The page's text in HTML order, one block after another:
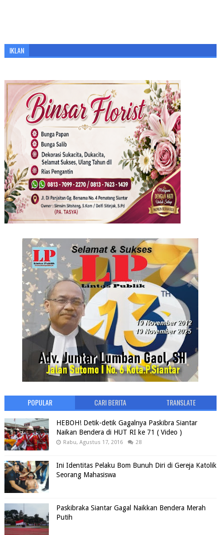
IKLAN
POPULAR CARI BERITA TRANSLATE
HEBOH! Detik-detik Gagalnya Paskibra Siantar
Naikan Bendera di HUT RI ke 71 ( Video )
Rabu, Agustus 17, 2016 28
Ini Identitas Pelaku Bom Bunuh Diri di Gereja Katolik
Seorang Mahasiswa
Paskibraka Siantar Gagal Naikkan Bendera Merah
Putih